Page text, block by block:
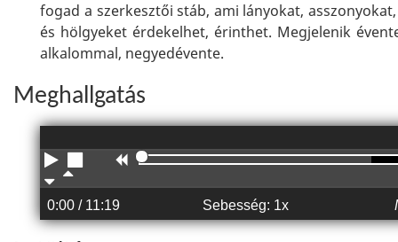
fogad a szerkesztői stáb, ami lányokat,
és hölgyeket érdekelhet, érinthet. Megjelenik
alkalommal, negyedévente.
Meghallgatás
sz
ás
áll
ít
Vis
te
La
ss
ab
or
sa
0:00 / 11:19 Sebesség: 1x